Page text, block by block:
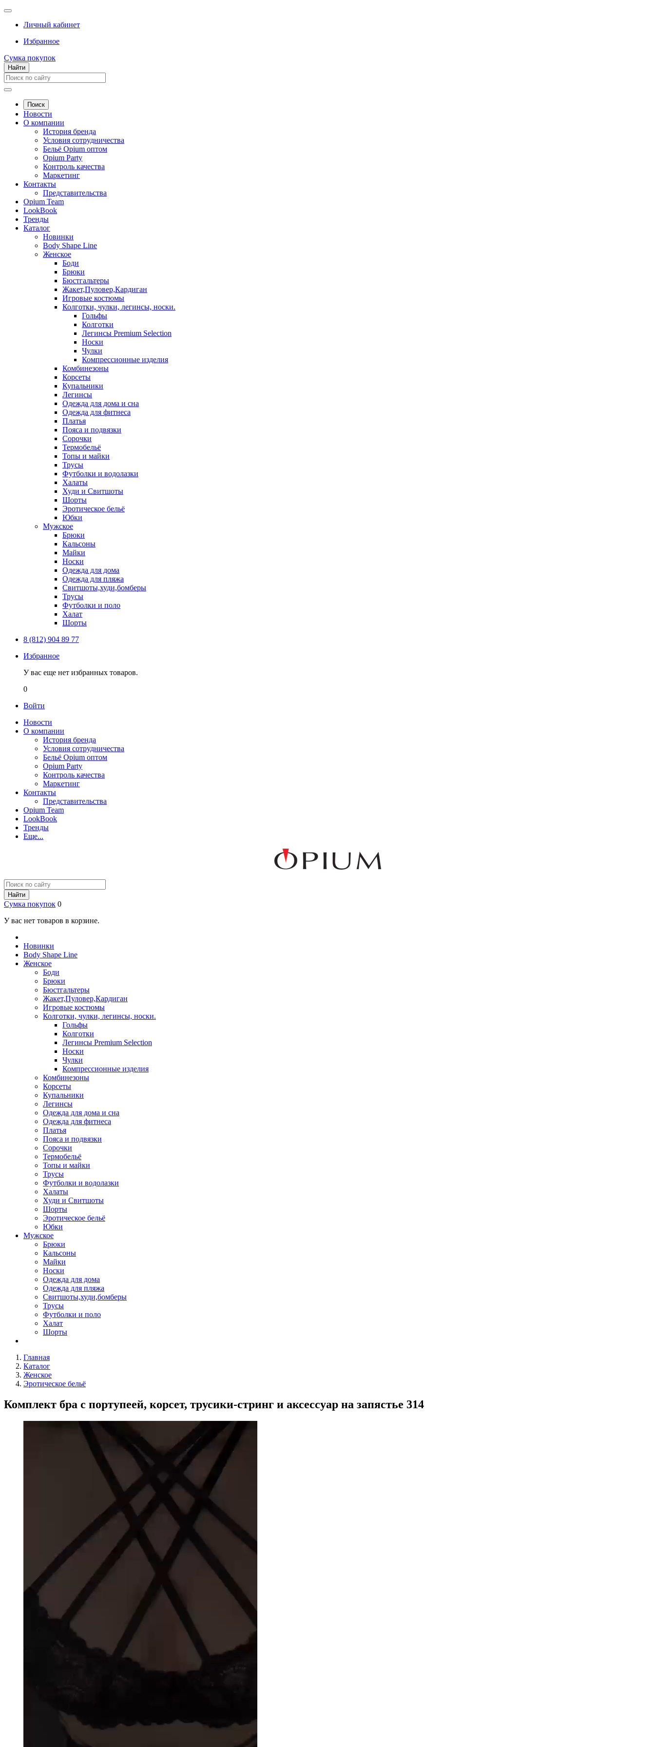
Личный кабинет
Избранное
Сумка покупок
Найти
Поиск
Новости
О компании
История бренда
Условия сотрудничества
Бельё Opium оптом
Opium Party
Контроль качества
Маркетинг
Контакты
Представительства
Opium Team
LookBook
Тренды
Каталог
Новинки
Body Shape Line
Женское
Боди
Брюки
Бюстгальтеры
Жакет,Пуловер,Кардиган
Игровые костюмы
Колготки, чулки, легинсы, носки.
Гольфы
Колготки
Легинсы Premium Selection
Носки
Чулки
Компрессионные изделия
Комбинезоны
Корсеты
Купальники
Легинсы
Одежда для дома и сна
Одежда для фитнеса
Платья
Пояса и подвязки
Сорочки
Термобельё
Топы и майки
Трусы
Футболки и водолазки
Халаты
Худи и Свитшоты
Шорты
Эротическое бельё
Юбки
Мужское
Брюки
Кальсоны
Майки
Носки
Одежда для дома
Одежда для пляжа
Свитшоты,худи,бомберы
Трусы
Футболки и поло
Халат
Шорты
8 (812) 904 89 77
Избранное
У вас еще нет избранных товаров.
0
Войти
Новости
О компании
История бренда
Условия сотрудничества
Бельё Opium оптом
Opium Party
Контроль качества
Маркетинг
Контакты
Представительства
Opium Team
LookBook
Тренды
Еще...
Найти
Сумка покупок 0
У вас нет товаров в корзине.
Новинки
Body Shape Line
Женское
Боди
Брюки
Бюстгальтеры
Жакет,Пуловер,Кардиган
Игровые костюмы
Колготки, чулки, легинсы, носки.
Гольфы
Колготки
Легинсы Premium Selection
Носки
Чулки
Компрессионные изделия
Комбинезоны
Корсеты
Купальники
Легинсы
Одежда для дома и сна
Одежда для фитнеса
Платья
Пояса и подвязки
Сорочки
Термобельё
Топы и майки
Трусы
Футболки и водолазки
Халаты
Худи и Свитшоты
Шорты
Эротическое бельё
Юбки
Мужское
Брюки
Кальсоны
Майки
Носки
Одежда для дома
Одежда для пляжа
Свитшоты,худи,бомберы
Трусы
Футболки и поло
Халат
Шорты
Главная
Каталог
Женское
Эротическое бельё
Комплект бра с портупеей, корсет, трусики-стринг и аксессуар на запястье 314